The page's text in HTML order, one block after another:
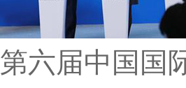
第六届中国国